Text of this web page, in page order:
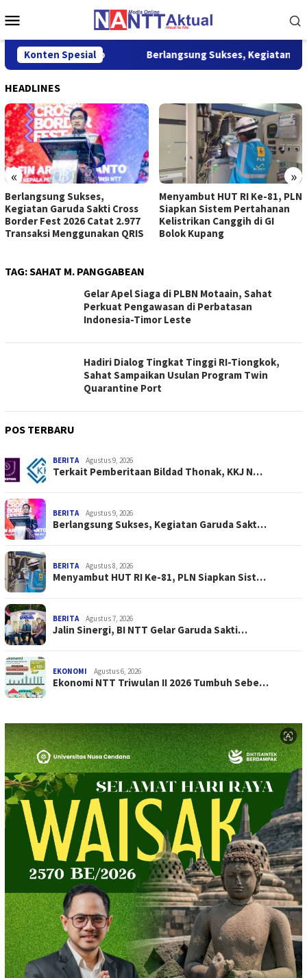
ke
Mobile
Konten Spesial
Sikap Berlangsung Sukses, Kegiatan Garuda
HEADLINES
« »
Berlangsung Sukses,
Kegiatan Garuda Sakti Cross
Border Fest 2026 Catat 2.977
Transaksi Menggunakan QRIS
Menyambut HUT RI Ke-81, PLN
Siapkan Sistem Pertahanan
Kelistrikan Canggih di GI
Bolok Kupang
TAG:SAHAT M. PANGGABEAN
Gelar Apel Siaga di PLBN Motaain, Sahat
Perkuat Pengawasan di Perbatasan
Indonesia-Timor Leste
Hadiri Dialog Tingkat Tinggi RI-Tiongkok,
Sahat Sampaikan Usulan Program Twin
Quarantine Port
POS TERBARU
BERITA Agustus 9, 2026
Terkait Pemberitaan Bildad Thonak, KKJ N…
BERITA Agustus 9, 2026
Berlangsung Sukses, Kegiatan Garuda Sakt…
BERITA Agustus 8, 2026
Menyambut HUT RI Ke-81, PLN Siapkan Sist…
BERITA Agustus 7, 2026
Jalin Sinergi, BI NTT Gelar Garuda Sakti…
EKONOMI Agustus 6, 2026
Ekonomi NTT Triwulan II 2026 Tumbuh Sebe…